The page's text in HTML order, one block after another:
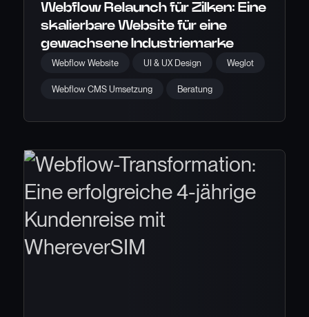
Webflow Relaunch für Zilken: Eine
skalierbare Website für eine
gewachsene Industriemarke
Webflow Website UI & UX Design Weglot
Webflow CMS Umsetzung Beratung